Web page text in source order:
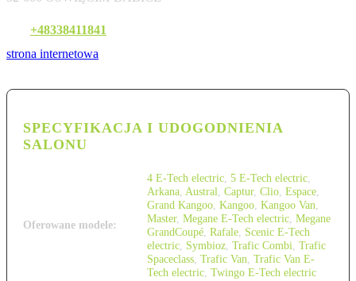
+48338411841
strona internetowa
SPECYFIKACJA I UDOGODNIENIA
SALONU
Oferowane modele:
4 E-Tech electric 5 E-Tech electric
Arkana Austral Captur, Clio Espace
Grand Kangoo Kangoo Kangoo Van
Master, Megane E-Tech electric Megane
GrandCoupé Rafale Scenic E-Tech
electric Symbioz Trafic Combi Trafic
Spaceclass Trafic Van Trafic Van E-
Tech electric Twingo E-Tech electric